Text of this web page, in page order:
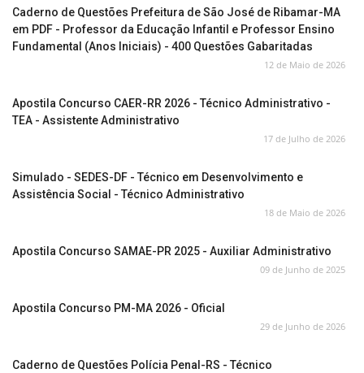
Caderno de Questões Prefeitura de São José de Ribamar-MA
em PDF - Professor da Educação Infantil e Professor Ensino
Fundamental (Anos Iniciais) - 400 Questões Gabaritadas
12 de Maio de 2026
Apostila Concurso CAER-RR 2026 - Técnico Administrativo -
TEA - Assistente Administrativo
17 de Julho de 2026
Simulado - SEDES-DF - Técnico em Desenvolvimento e
Assistência Social - Técnico Administrativo
18 de Maio de 2026
Apostila Concurso SAMAE-PR 2025 - Auxiliar Administrativo
09 de Junho de 2025
Apostila Concurso PM-MA 2026 - Oficial
29 de Junho de 2026
Caderno de Questões Polícia Penal-RS - Técnico